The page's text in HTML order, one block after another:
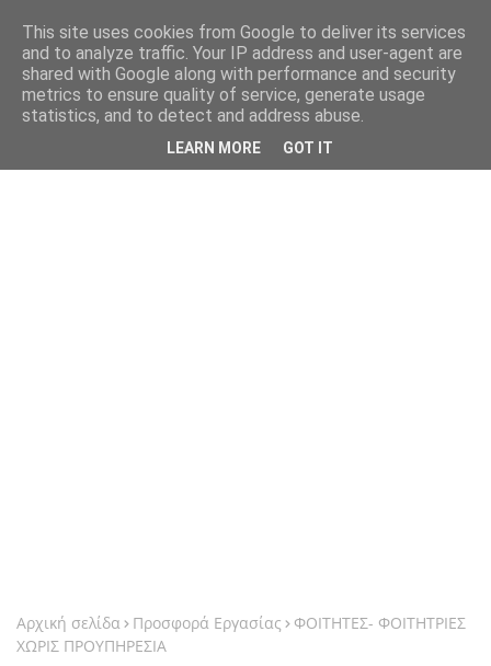
Αρχική σελίδα Προσφορά Εργασίας
ΦΟΙΤΗΤΕΣ- ΦΟΙΤΗΤΡΙΕΣ
ΧΩΡΙΣ ΠΡΟΥΠΗΡΕΣΙΑ
This site uses cookies from Google to deliver its services
and to analyze traffic. Your IP address and user-agent are
shared with Google along with performance and security
metrics to ensure quality of service, generate usage
statistics, and to detect and address abuse.
LEARN MORE GOT IT